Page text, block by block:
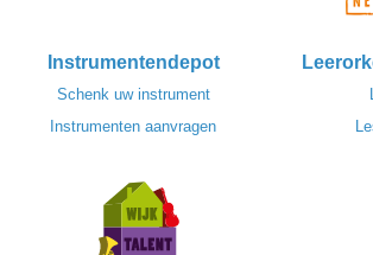
Instrumentendepot
Schenk uw instrument
Instrumenten aanvragen